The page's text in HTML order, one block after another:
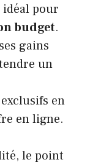
idéal pour
budget.
gains
un
en
en ligne.
le point